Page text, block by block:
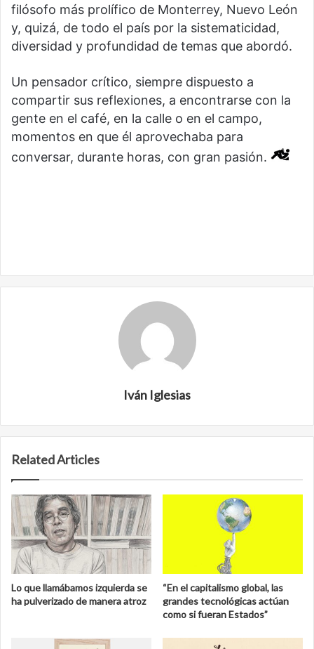
filósofo más prolífico de Monterrey, Nuevo León
y, quizá, de todo el país por la sistematicidad,
diversidad y profundidad de temas que abordó.
Un pensador crítico, siempre dispuesto a
compartir sus reflexiones, a encontrarse con la
gente en el café, en la calle o en el campo,
momentos en que él aprovechaba para
conversar, durante horas, con gran pasión.
Iván Iglesias
Related Articles
Lo que llamábamos izquierda se
ha pulverizado de manera atroz
“En el capitalismo global, las
grandes tecnológicas actúan
como si fueran Estados”